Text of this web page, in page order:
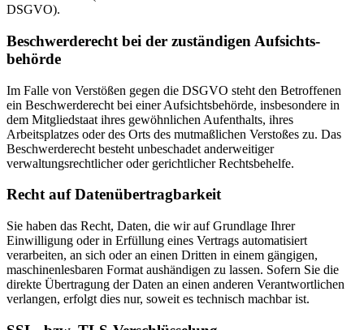
DSGVO).
Beschwerde­recht bei der zuständigen Aufsichts­
behörde
Im Falle von Verstößen gegen die DSGVO steht den Betroffenen
ein Beschwerderecht bei einer Aufsichtsbehörde, insbesondere in
dem Mitgliedstaat ihres gewöhnlichen Aufenthalts, ihres
Arbeitsplatzes oder des Orts des mutmaßlichen Verstoßes zu. Das
Beschwerderecht besteht unbeschadet anderweitiger
verwaltungsrechtlicher oder gerichtlicher Rechtsbehelfe.
Recht auf Daten­übertrag­barkeit
Sie haben das Recht, Daten, die wir auf Grundlage Ihrer
Einwilligung oder in Erfüllung eines Vertrags automatisiert
verarbeiten, an sich oder an einen Dritten in einem gängigen,
maschinenlesbaren Format aushändigen zu lassen. Sofern Sie die
direkte Übertragung der Daten an einen anderen Verantwortlichen
verlangen, erfolgt dies nur, soweit es technisch machbar ist.